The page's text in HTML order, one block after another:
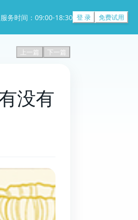
服务时间：09:00-18:30 登 录 免费试用
上一篇 下一篇
没有